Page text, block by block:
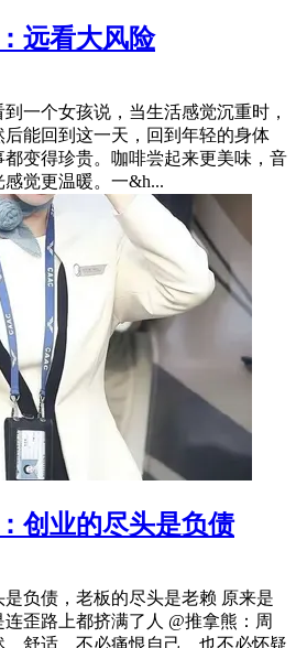
远看大风险
一个女孩说，当生活感觉沉重时，
能回到这一天，回到年轻的身体
变得珍贵。咖啡尝起来更美味，音
觉更温暖。一&h...
创业的尽头是负债
负债，老板的尽头是老赖 原来是
歪路上都挤满了人 @推拿熊：周
舒适，不必痛恨自己，也不必怀疑